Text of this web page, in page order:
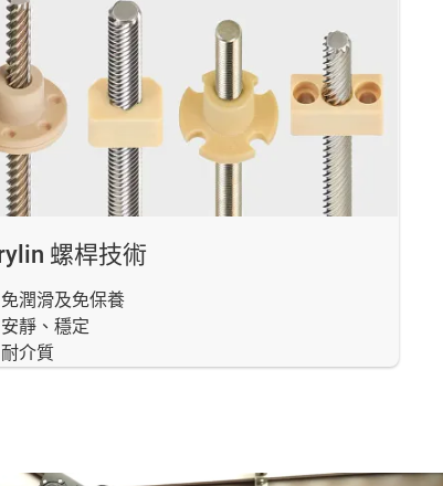
螺桿技術
免潤滑及免保養
安靜、穩定
耐介質